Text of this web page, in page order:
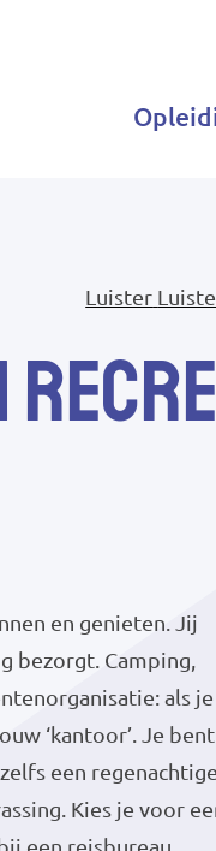
Luister
en genieten. Jij
bezorgt. Camping,
als
‘kantoor’. Je bent
een regenachtige
Kies je voor
een reisbureau,